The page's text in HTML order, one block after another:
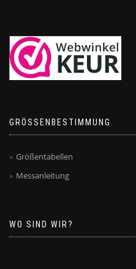
GRÖSSENBESTIMMUNG
Größentabellen
Messanleitung
WO SIND WIR?